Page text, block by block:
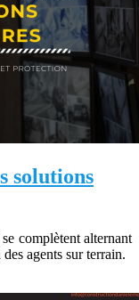
solutions
complètent alternant
agents sur terrain.